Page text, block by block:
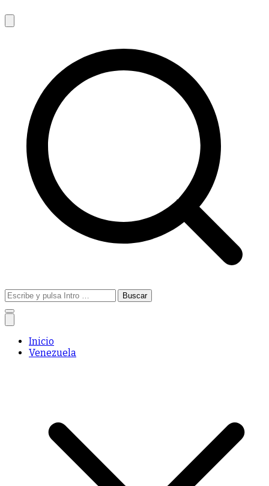
Buscar:
Inicio
Venezuela